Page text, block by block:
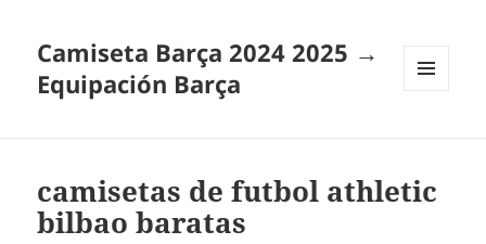
Camiseta Barça 2024 2025 →
Equipación Barça
camisetas de futbol athletic
bilbao baratas